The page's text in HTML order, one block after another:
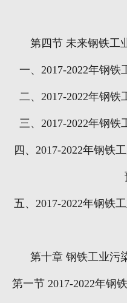
第四节 未来钢铁工
一、 2017-2022年钢铁
二、 2017-2022年钢铁
三、 2017-2022年钢铁
四、 2017-2022年钢铁
五、 2017-2022年钢铁
第十章 钢铁工业污
第一节 2017-2022年钢